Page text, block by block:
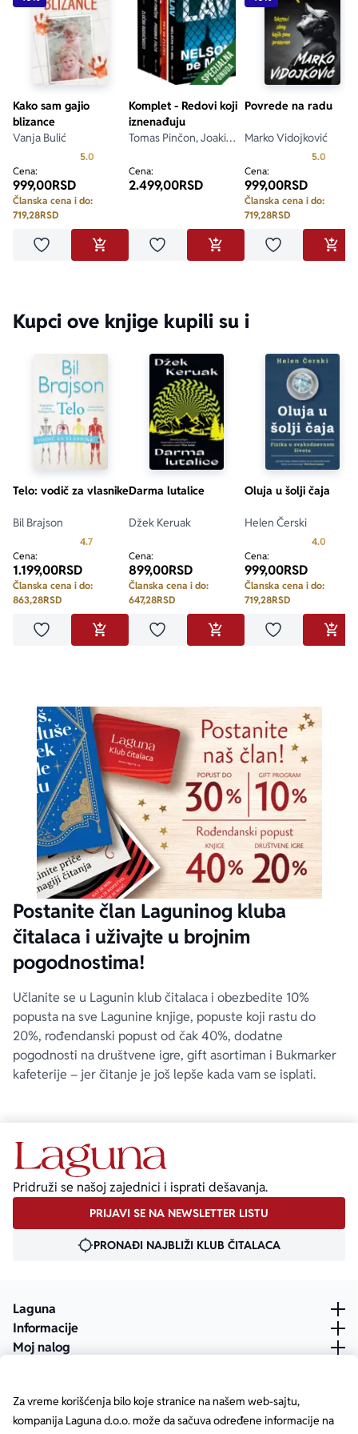
Za vreme korišćenja bilo koje stranice na našem web-sajtu,
kompanija Laguna d.o.o. može da sačuva određene informacije na
Kako sam gajio
blizance
Vanja Bulić
5.0
Cena:
999,00RSD
Članska cena i do:
719,28RSD
Dodaj u omiljeneDODAJ U KORPU
Komplet - Redovi koji
iznenađuju
Tomas Pinčon, Joakim
Mark Gudmen
Cena:
2.499,00RSD
Dodaj u omiljeneDODAJ U KORPU
Povrede na radu
Marko Vidojković
5.0
Cena:
999,00RSD
Članska cena i do:
719,28RSD
Dodaj u
Kupci ove knjige kupili su i
Telo: vodič za vlasnike
Bil Brajson
4.7Prosecna ocena je 4.7 od 5
Cena:
1.199,00RSD
Članska cena i do:
863,28RSD
Dodaj u omiljeneDODAJ U KORPU
Darma lutalice
Džek Keruak
Cena:
899,00RSD
Članska cena i do:
647,28RSD
Dodaj u omiljeneDODAJ U KORPU
Oluja u šolji čaja
Helen Čerski
4.0
Cena:
999,00RSD
Članska cena i do:
719,28RSD
Dodaj u
Postanite član Laguninog kluba
čitalaca i uživajte u brojnim
pogodnostima!
Učlanite se u Lagunin klub čitalaca i obezbedite 10%
popusta na sve Lagunine knjige, popuste koji rastu do
20%, rođendanski popust od čak 40%, dodatne
pogodnosti na društvene igre, gift asortiman i Bukmarker
kafeterije – jer čitanje je još lepše kada vam se isplati.
Pridruži se našoj zajednici i isprati dešavanja.
PRIJAVI SE NA NEWSLETTER LISTU
PRONAĐI NAJBLIŽI KLUB ČITALACA
Laguna
Informacije
Moj nalog